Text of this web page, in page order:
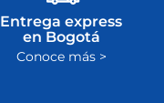
Entrega express
en Bogotá
Conoce más >